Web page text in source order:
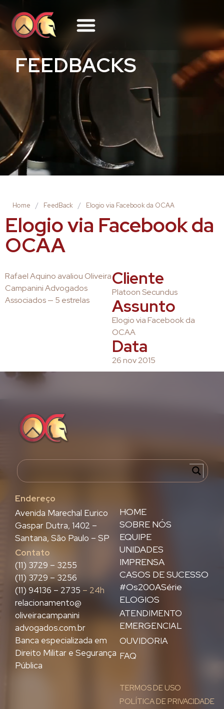
FEEDBACKS
Home / FeedBack / Elogio via Facebook da OCAA
Elogio via Facebook da
OCAA
Rafael Aquino avaliou Oliveira
Campanini Advogados
Associados — 5 estrelas
Cliente
Platoon Secundus
Assunto
Elogio via Facebook da
OCAA
Data
26 nov 2015
Endereço
HOME
SOBRE NÓS
EQUIPE
UNIDADES
IMPRENSA
CASOS DE SUCESSO
#Os200ASérie
ELOGIOS
ATENDIMENTO
EMERGENCIAL
OUVIDORIA
FAQ
TERMOS DE USO
POLÍTICA DE PRIVACIDADE
Avenida Marechal Eurico
Gaspar Dutra, 1402 –
Santana, São Paulo – SP
Contato
(11) 3729 – 3255
(11) 3729 – 3256
(11) 94136 – 2735 – 24h
relacionamento@
oliveiracampanini
advogados.com.br
Banca especializada em
Direito Militar e Segurança
Pública